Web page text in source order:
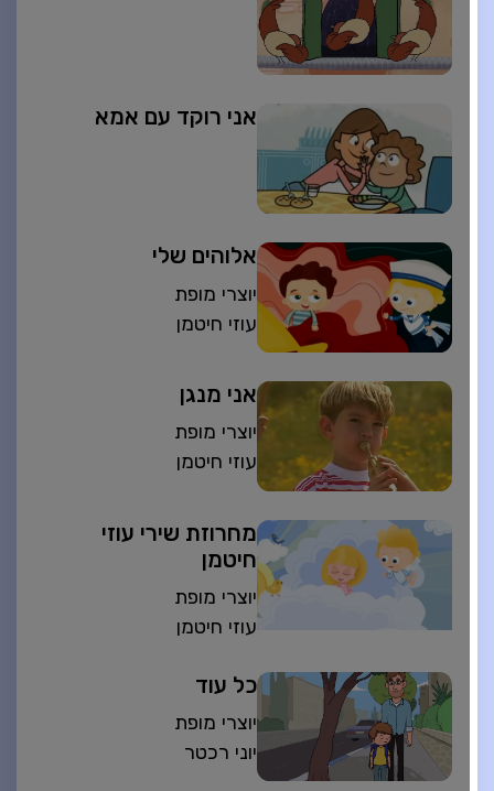
אני רוקד עם אמא
אלוהים שלי
יוצרי מופת
עוזי חיטמן
אני מנגן
יוצרי מופת
עוזי חיטמן
מחרוזת שירי עוזי
חיטמן
יוצרי מופת
עוזי חיטמן
כל עוד
יוצרי מופת
יוני רכטר